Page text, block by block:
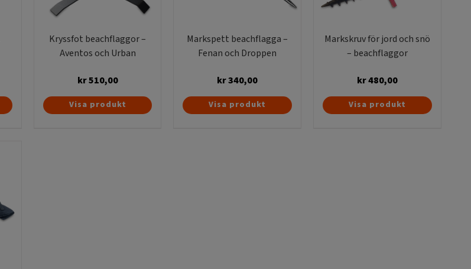
Kryssfot beachflaggor –
Aventos och Urban
kr510,00
Visa produkt
Markspett beachflagga –
Fenan och Droppen
kr340,00
Visa produkt
Markskruv för jord och snö
– beachflaggor
kr480,00
Visa produkt